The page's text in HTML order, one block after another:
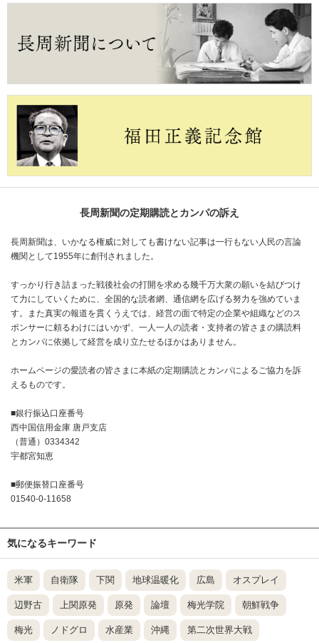
長周新聞の定期購読とカンパの訴え
長周新聞は、いかなる権威に対しても書けない記事は一行もない人民の言論
機関として1955年に創刊されました。
すっかり行き詰まった戦後社会の打開を求める幾千万大衆の願いを結びつけ
て力にしていくために、全国的な読者網、通信網を広げる努力を強めていま
す。また真実の報道を貫くうえでは、経営の面で特定の企業や組織などのス
ポンサーに頼るわけにはいかず、一人一人の読者・支持者の皆さまの購読料
とカンパに依拠して経営を成り立たせるほかはありません。
ホームページの愛読者の皆さまに本紙の定期購読とカンパによるご協力を訴
えるものです。
■銀行振込口座番号
西中国信用金庫 唐戸支店
（普通）0334342
宇都宮知恵
■郵便振替口座番号
01540-0-11658
気になるキーワード
米軍 自衛隊 下関 地球温暖化 広島 オスプレイ
辺野古 上関原発 原発 論壇 梅光学院 朝鮮戦争
梅光 ノドグロ 水産業 沖縄 第二次世界大戦